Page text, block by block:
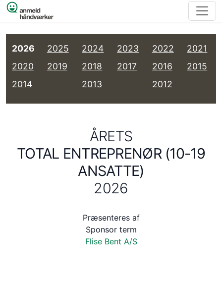
Spring til indhold
2026 2025 2024 2023 2022
2021
2020
2019 2018 2017 2016
2015
2014
2013 2012
ÅRETS
TOTAL ENTREPRENØR (10-19
ANSATTE)
2026
Præsenteres af
Sponsor term
Flise Bent A/S